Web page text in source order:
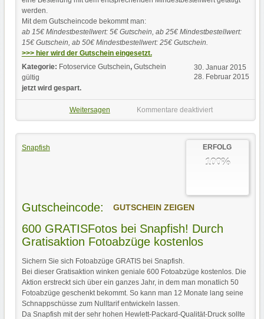
werden.
Mit dem Gutscheincode bekommt man:
ab 15€ Mindestbestellwert: 5€ Gutschein, ab 25€ Mindestbestellwert:
15€ Gutschein, ab 50€ Mindestbestellwert: 25€ Gutschein.
>>> hier wird der Gutschein eingesetzt.
30. Januar 2015
28. Februar 2015
Kategorie: Fotoservice Gutschein, Gutschein
gültig
jetzt wird gespart.
Weitersagen Kommentare deaktiviert
Snapfish ERFOLG
100%
Gutscheincode: GUTSCHEIN ZEIGEN
600 GRATISFotos bei Snapfish! Durch
Gratisaktion Fotoabzüge kostenlos
Sichern Sie sich Fotoabzüge GRATIS bei Snapfish.
Bei dieser Gratisaktion winken geniale 600 Fotoabzüge kostenlos. Die
Aktion erstreckt sich über ein ganzes Jahr, in dem man monatlich 50
Fotoabzüge geschenkt bekommt. So kann man 12 Monate lang seine
Schnappschüsse zum Nulltarif entwickeln lassen.
Da Snapfish mit der sehr hohen Hewlett-Packard-Qualität-Druck sollte